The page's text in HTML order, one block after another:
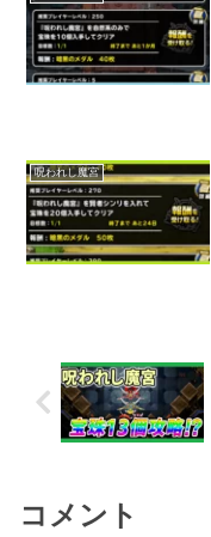
呪われし魔宮
コメント